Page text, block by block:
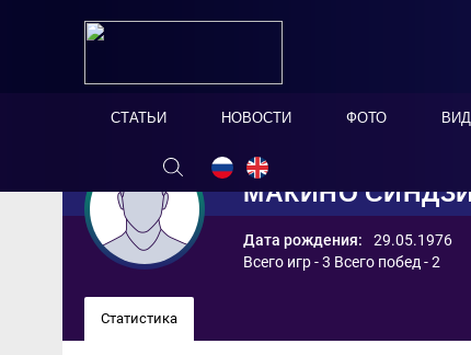
СТАТЬИ НОВОСТИ ФОТО
МАКИНО
Дата рождения: 29.05.1976
Всего игр - 3 Всего побед - 2
Статистика